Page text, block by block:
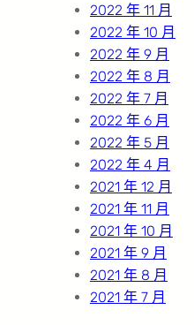
2022 年 11 月
2022 年 10 月
2022 年 9 月
2022 年 8 月
2022 年 7 月
2022 年 6 月
2022 年 5 月
2022 年 4 月
2021 年 12 月
2021 年 11 月
2021 年 10 月
2021 年 9 月
2021 年 8 月
2021 年 7 月